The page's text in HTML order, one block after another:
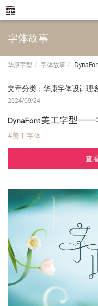
字体故事
华康字型 字体故事
文章分类： 华康字体设计理
2024/09/24
DynaFont美工字型──
#美工字体
查